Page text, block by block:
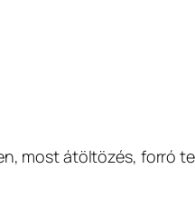
most átöltözés, forró